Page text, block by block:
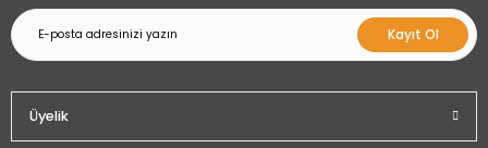
Kayıt Ol
Üyelik